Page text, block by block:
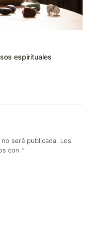
espirituales
será publicada. Los
con *